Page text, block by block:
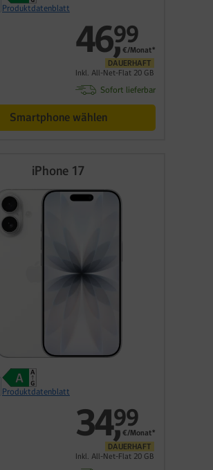
Produktdatenblatt
46,
99
€/Monat*
DAUERHAFT
Inkl. All-Net-Flat 20 GB
Sofort lieferbar
Smartphone wählen
iPhone 17
Produktdatenblatt
34,
99
€/Monat*
DAUERHAFT
Inkl. All-Net-Flat 20 GB